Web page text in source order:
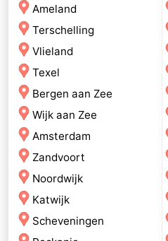
Ameland
Terschelling
Vlieland
Texel
Bergen aan Zee
Wijk aan Zee
Amsterdam
Zandvoort
Noordwijk
Katwijk
Scheveningen